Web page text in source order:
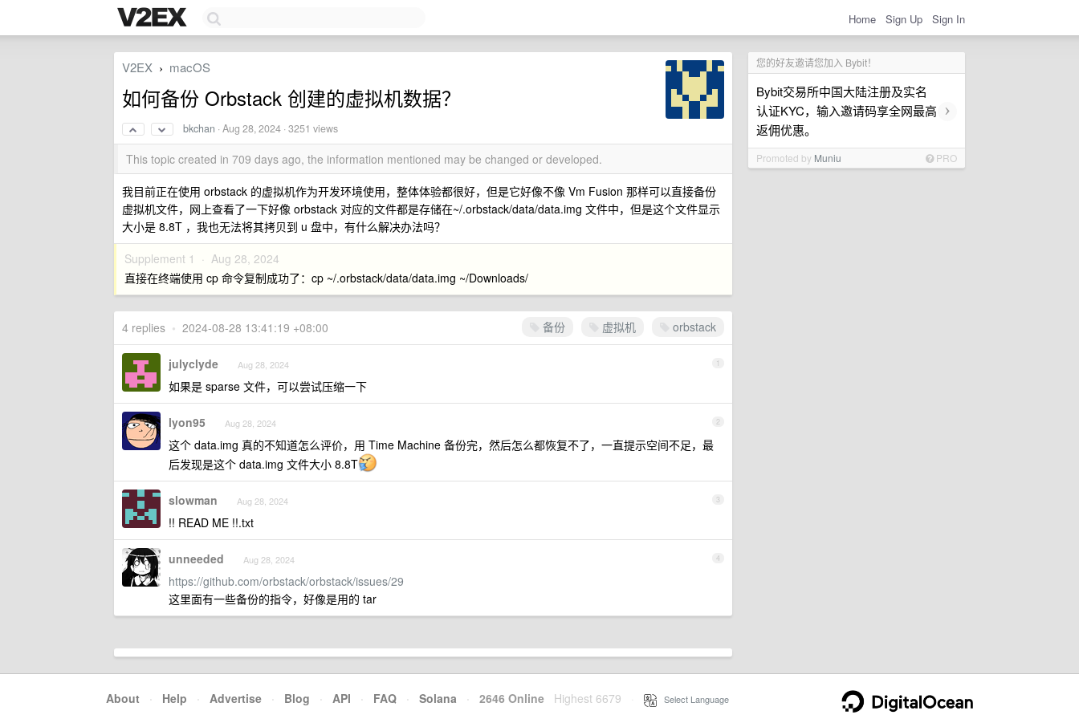
Home Sign Up Sign In
您的好友邀请您加入 Bybit！
Bybit交易所中国大陆注册及实名
认证KYC，输入邀请码享全网最高
返佣优惠。
›
Promoted by Muniu PRO
V2EX › macOS
如何备份 Orbstack 创建的虚拟机数据？
bkchan ·Aug 28, 2024 · 3251 views
This topic created in 709 days ago, the information mentioned may be changed or developed.
我目前正在使用 orbstack 的虚拟机作为开发环境使用，整体体验都很好，但是它好像不像 Vm Fusion 那样可以直接备份
虚拟机文件，网上查看了一下好像 orbstack 对应的文件都是存储在~/.orbstack/data/data.img 文件中，但是这个文件显示
大小是 8.8T ，我也无法将其拷贝到 u 盘中，有什么解决办法吗？
Supplement 1 · Aug 28, 2024
直接在终端使用 cp 命令复制成功了：cp ~/.orbstack/data/data.img ~/Downloads/
备份 虚拟机 orbstack
4 replies • 2024-08-28 13:41:19 +08:00
1
julyclyde Aug 28, 2024
如果是 sparse 文件，可以尝试压缩一下
2
lyon95 Aug 28, 2024
这个 data.img 真的不知道怎么评价，用 Time Machine 备份完，然后怎么都恢复不了，一直提示空间不足，最
后发现是这个 data.img 文件大小 8.8T
3
slowman Aug 28, 2024
!! READ ME !!.txt
4
unneeded Aug 28, 2024
https://github.com/orbstack/orbstack/issues/29
这里面有一些备份的指令，好像是用的 tar
About · Help · Advertise · Blog · API · FAQ · Solana · 2646 Online Highest 6679 Select Language